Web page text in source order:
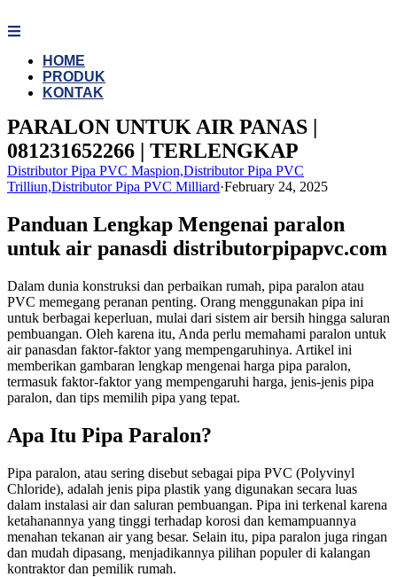
to
HOME
PRODUK
KONTAK
PARALON UNTUK AIR PANAS |
081231652266 | TERLENGKAP
Distributor Pipa PVC Maspion,Distributor Pipa PVC
Trilliun,Distributor Pipa PVC Milliard·February 24, 2025
Panduan Lengkap Mengenai paralon
untuk air panasdi distributorpipapvc.com
Dalam dunia konstruksi dan perbaikan rumah, pipa paralon atau
PVC memegang peranan penting. Orang menggunakan pipa ini
untuk berbagai keperluan, mulai dari sistem air bersih hingga saluran
pembuangan. Oleh karena itu, Anda perlu memahami paralon untuk
air panasdan faktor-faktor yang mempengaruhinya. Artikel ini
memberikan gambaran lengkap mengenai harga pipa paralon,
termasuk faktor-faktor yang mempengaruhi harga, jenis-jenis pipa
paralon, dan tips memilih pipa yang tepat.
Apa Itu Pipa Paralon?
Pipa paralon, atau sering disebut sebagai pipa PVC (Polyvinyl
Chloride), adalah jenis pipa plastik yang digunakan secara luas
dalam instalasi air dan saluran pembuangan. Pipa ini terkenal karena
ketahanannya yang tinggi terhadap korosi dan kemampuannya
menahan tekanan air yang besar. Selain itu, pipa paralon juga ringan
dan mudah dipasang, menjadikannya pilihan populer di kalangan
kontraktor dan pemilik rumah.